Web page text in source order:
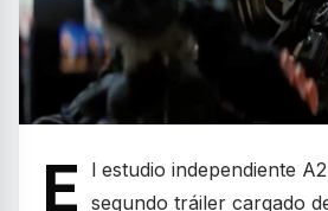
E
l estudio independiente
segundo tráiler cargado